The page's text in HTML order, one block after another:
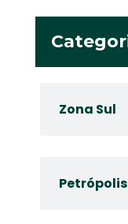
Zona Sul